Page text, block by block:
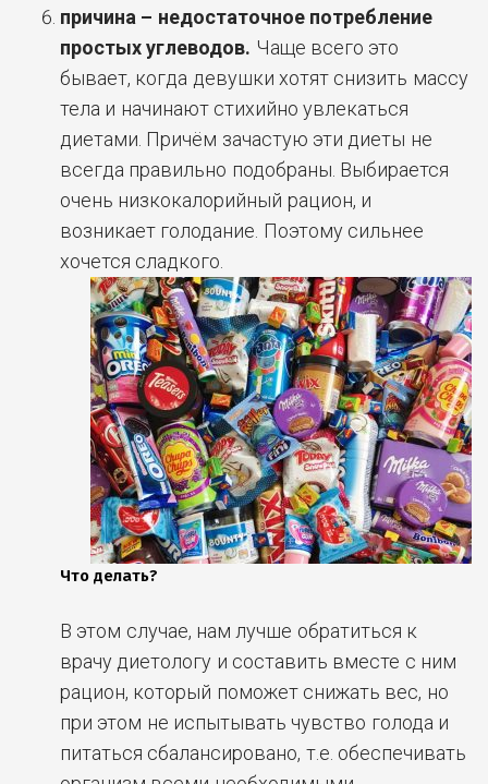
причина – недостаточное потребление
простых углеводов. Чаще всего это
бывает, когда девушки хотят снизить массу
тела и начинают стихийно увлекаться
диетами. Причём зачастую эти диеты не
всегда правильно подобраны. Выбирается
очень низкокалорийный рацион, и
возникает голодание. Поэтому сильнее
хочется сладкого.
Что делать?
В этом случае, нам лучше обратиться к
врачу диетологу и составить вместе с ним
рацион, который поможет снижать вес, но
при этом не испытывать чувство голода и
питаться сбалансировано, т.е. обеспечивать